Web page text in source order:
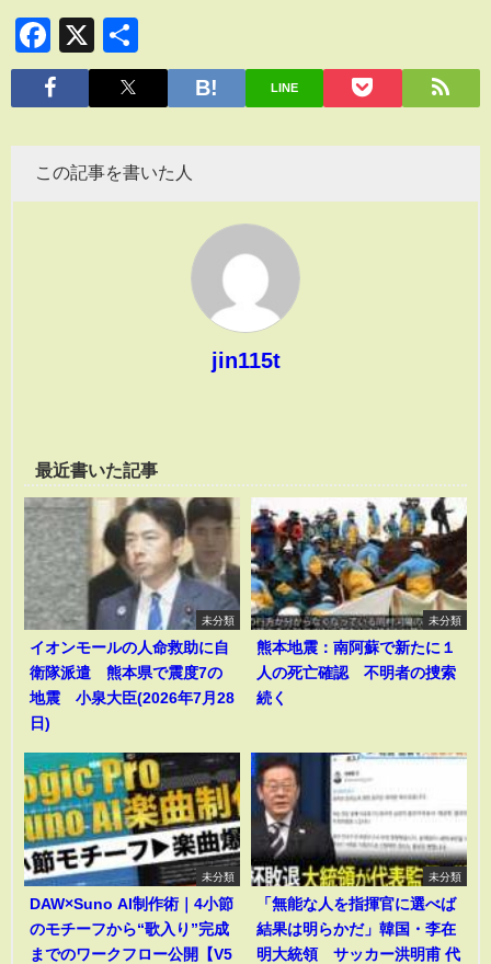
Facebook
X
有
LINE
この記事を書いた人
jin115t
最近書いた記事
未分類
イオンモールの人命救助に自
衛隊派遣 熊本県で震度7の
地震 小泉大臣(2026年7月28
日)
未分類
熊本地震：南阿蘇で新たに１
人の死亡確認 不明者の捜索
続く
未分類
DAW×Suno AI制作術｜4小節
のモチーフから“歌入り”完成
までのワークフロー公開【V5
未分類
「無能な人を指揮官に選べば
結果は明らかだ」韓国・李在
明大統領 サッカー洪明甫 代